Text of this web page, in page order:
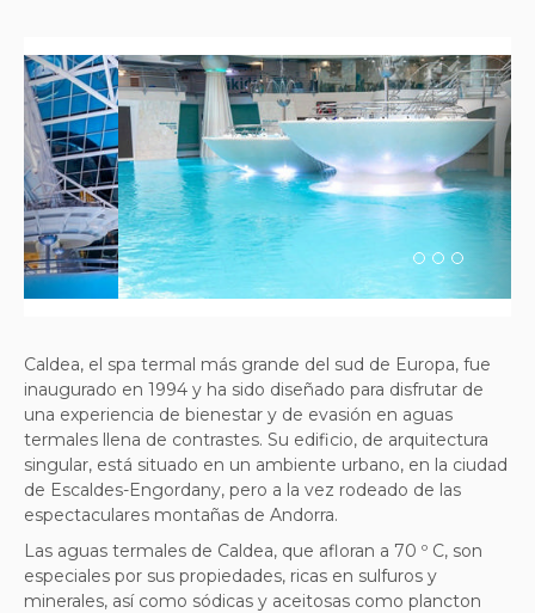
Previous Next
Caldea, el spa termal más grande del sud de Europa, fue
inaugurado en 1994 y ha sido diseñado para disfrutar de
una experiencia de bienestar y de evasión en aguas
termales llena de contrastes. Su edificio, de arquitectura
singular, está situado en un ambiente urbano, en la ciudad
de Escaldes-Engordany, pero a la vez rodeado de las
espectaculares montañas de Andorra.
Las aguas termales de Caldea, que afloran a 70 º C, son
especiales por sus propiedades, ricas en sulfuros y
minerales, así como sódicas y aceitosas como plancton